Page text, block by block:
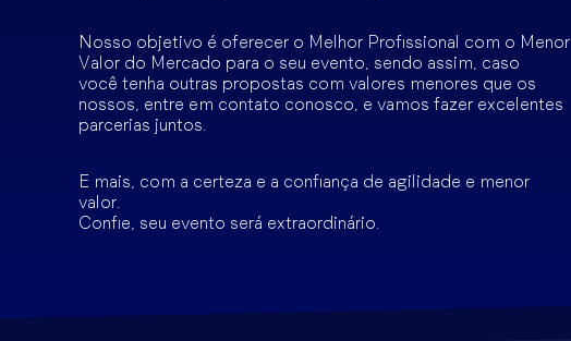
Nosso objetivo é oferecer o Melhor Profissional com o Menor
Valor do Mercado para o seu evento, sendo assim, caso
você tenha outras propostas com valores menores que os
nossos, entre em contato conosco, e vamos fazer excelentes
parcerias juntos.
E mais, com a certeza e a confiança de agilidade e menor
valor.
Confie, seu evento será extraordinário.